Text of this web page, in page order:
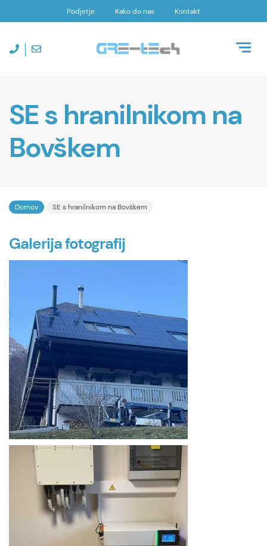
Podjetje Kako do nas Kontakt
SE s hranilnikom na
Bovškem
Domov SE s hranilnikom na Bovškem
Galerija fotografij